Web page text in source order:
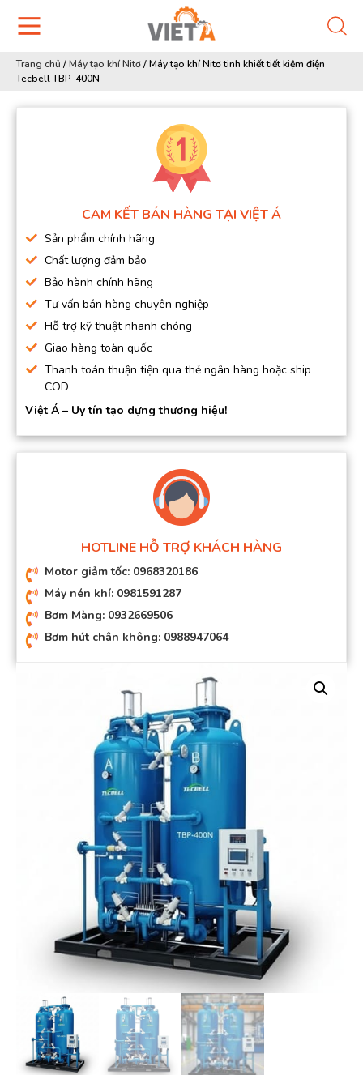
Trang chủ /Máy tạo khí Nitơ/Máy tạo khí Nitơ tinh khiết tiết kiệm điện
Tecbell TBP-400N
CAM KẾT BÁN HÀNG TẠI VIỆT Á
Sản phẩm chính hãng
Chất lượng đảm bảo
Bảo hành chính hãng
Tư vấn bán hàng chuyên nghiệp
Hỗ trợ kỹ thuật nhanh chóng
Giao hàng toàn quốc
Thanh toán thuận tiện qua thẻ ngân hàng hoặc ship
COD
Việt Á – Uy tín tạo dựng thương hiệu!
HOTLINE HỖ TRỢ KHÁCH HÀNG
Motor giảm tốc: 0968320186
Máy nén khí: 0981591287
Bơm Màng: 0932669506
Bơm hút chân không: 0988947064